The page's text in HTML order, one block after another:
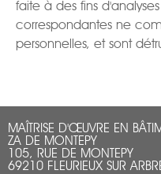
faite à des fins
correspondantes ne
personnelles, et sont
MAÎTRISE D'ŒUVRE EN
ZA DE MONTEPY
105, RUE DE MONTEPY
69210 FLEURIEUX SUR